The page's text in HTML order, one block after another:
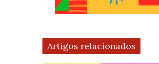
Artigos relacionados